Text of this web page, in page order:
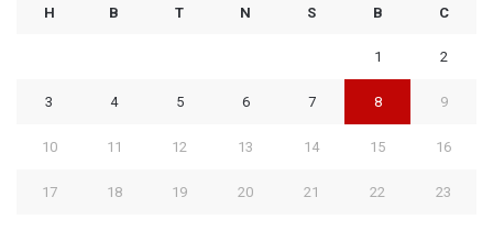
H B T N S B C
1 2
3 4 5 6 7 8 9
10 11 12 13 14 15 16
17 18 19 20 21 22 23